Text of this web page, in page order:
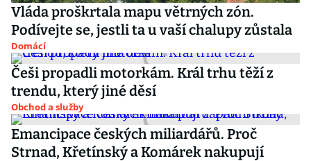
Vláda proškrtala mapu větrných zón.
Podívejte se, jestli ta u vaší chalupy zůstala
Domácí
Češi propadli motorkám. Král trhu těží z
trendu, který jiné děsí
Obchod a služby
Emancipace českých miliardářů. Proč
Strnad, Křetínský a Komárek nakupují